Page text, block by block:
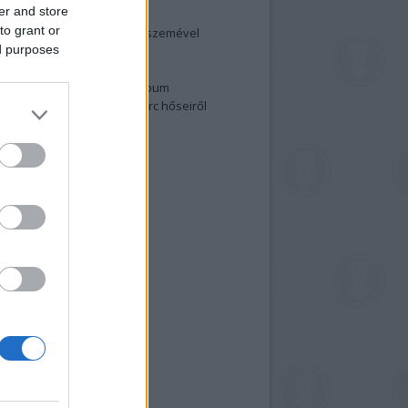
and store
grant or
purposes
és anatómia
egy holland fotós szemével
fotók 2015-ből
a nagy meztelen album
meg a 48-as szabadságharc hőseiről
fotókat!
feliratkozás